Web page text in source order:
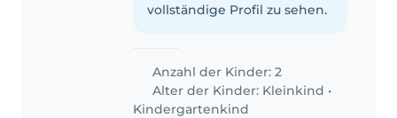
vollständige Profil zu sehen.
Anzahl der Kinder: 2
Alter der Kinder: Kleinkind •
Kindergartenkind